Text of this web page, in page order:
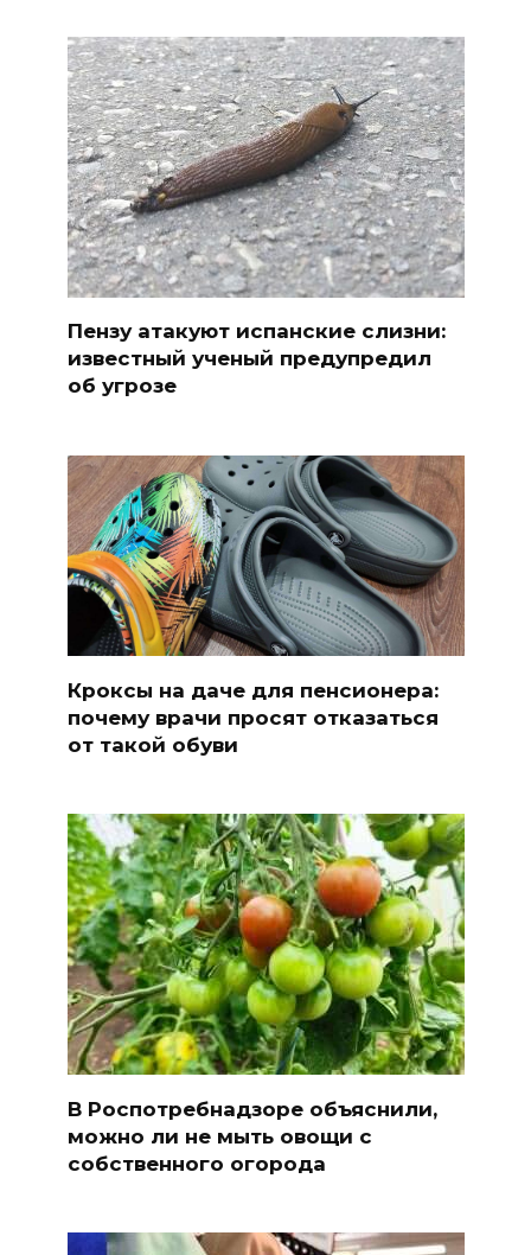
Пензу атакуют испанские слизни:
известный ученый предупредил
об угрозе
Кроксы на даче для пенсионера:
почему врачи просят отказаться
от такой обуви
В Роспотребнадзоре объяснили,
можно ли не мыть овощи с
собственного огорода